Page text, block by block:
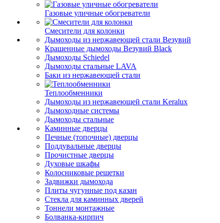
Газовые уличные обогреватели
Смесители для колонки
Дымоходы из нержавеющей стали Везувий
Крашенные дымоходы Везувий Black
Дымоходы Schiedel
Дымоходы стальные LAVA
Баки из нержавеющей стали
Теплообменники
Дымоходы из нержавеющей стали Keralux
Дымоходные системы
Дымоходы стальные
Каминные дверцы
Печные (топочные) дверцы
Поддувальные дверцы
Прочистные дверцы
Духовые шкафы
Колосниковые решетки
Задвижки дымохода
Плиты чугунные под казан
Стекла для каминных дверей
Тоннели монтажные
Болванка-кирпич